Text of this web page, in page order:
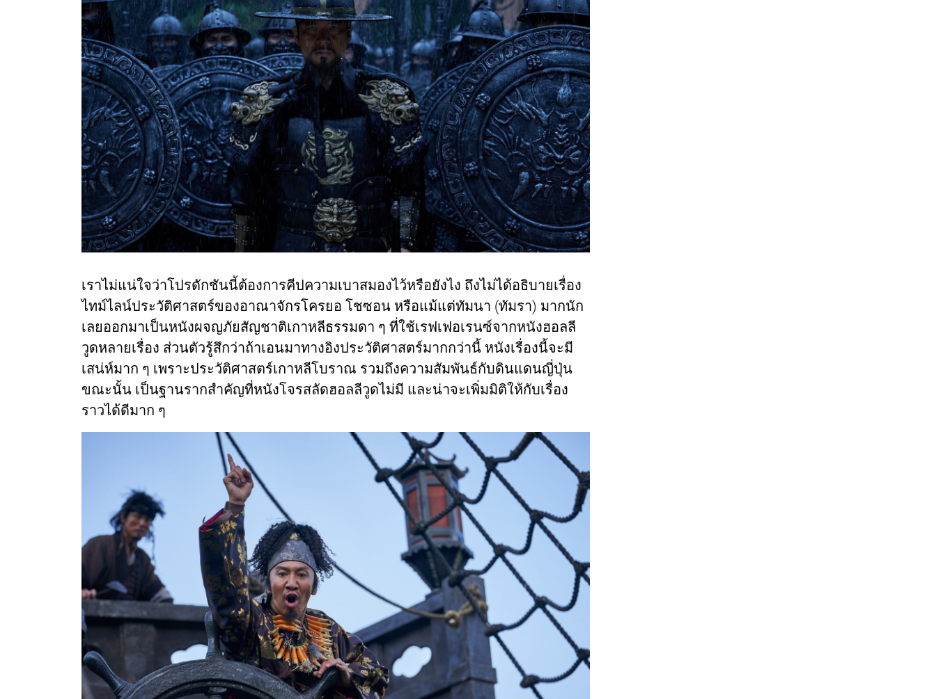
เราไม่แน่ใจว่าโปรดักชันนี้ต้องการคีปความเบาสมองไว้หรือยังไง ถึงไม่ได้อธิบายเรื่อง
ไทม์ไลน์ประวัติศาสตร์ของอาณาจักรโครยอ โชซอน หรือแม้แต่ทัมนา (ทัมรา) มากนัก
เลยออกมาเป็นหนังผจญภัยสัญชาติเกาหลีธรรมดา ๆ ที่ใช้เรฟเฟอเรนซ์จากหนังฮอลลี
วูดหลายเรื่อง ส่วนตัวรู้สึกว่าถ้าเอนมาทางอิงประวัติศาสตร์มากกว่านี้ หนังเรื่องนี้จะมี
เสน่ห์มาก ๆ เพราะประวัติศาสตร์เกาหลีโบราณ รวมถึงความสัมพันธ์กับดินแดนญี่ปุ่น
ขณะนั้น เป็นฐานรากสำคัญที่หนังโจรสลัดฮอลลีวูดไม่มี และน่าจะเพิ่มมิติให้กับเรื่อง
ราวได้ดีมาก ๆ